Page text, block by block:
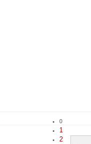
0
1
2